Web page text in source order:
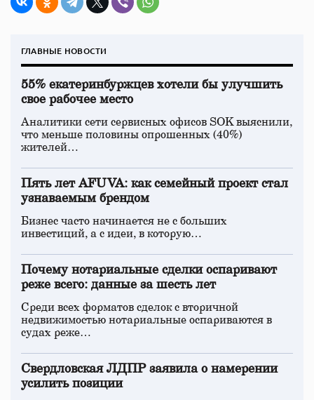
ГЛАВНЫЕ НОВОСТИ
55% екатеринбуржцев хотели бы улучшить
свое рабочее место
Аналитики сети сервисных офисов SOK выяснили,
что меньше половины опрошенных (40%)
жителей…
Пять лет AFUVA: как семейный проект стал
узнаваемым брендом
Бизнес часто начинается не с больших
инвестиций, а с идеи, в которую…
Почему нотариальные сделки оспаривают
реже всего: данные за шесть лет
Среди всех форматов сделок с вторичной
недвижимостью нотариальные оспариваются в
судах реже…
Свердловская ЛДПР заявила о намерении
усилить позиции